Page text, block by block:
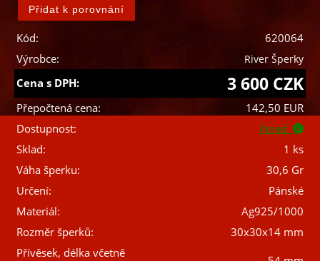
Kód:
620064
Výrobce:
River Šperky
Cena s DPH: 3 600 CZK
Přepočtená cena:
142,50 EUR
Dostupnost:
ihned
Sklad:
1 ks
Váha šperku:
30,6 Gr
Určení:
Pánské
Materiál:
Ag925/1000
Rozměr šperků:
30x30x14 mm
Přívěsek, délka včetně